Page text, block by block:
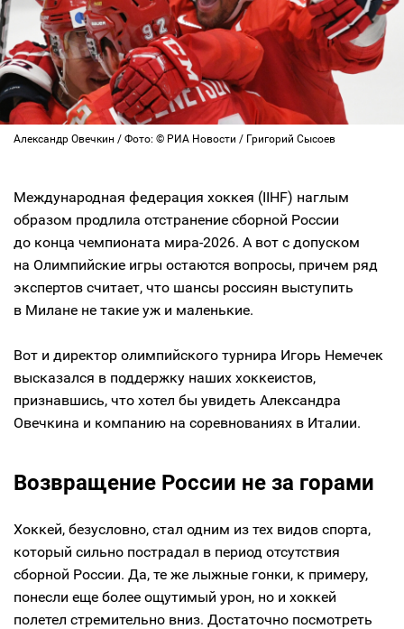
Александр Овечкин / Фото: © РИА Новости / Григорий Сысоев
Международная федерация хоккея (IIHF) наглым
образом продлила отстранение сборной России
до конца чемпионата мира-2026. А вот с допуском
на Олимпийские игры остаются вопросы, причем ряд
экспертов считает, что шансы россиян выступить
в Милане не такие уж и маленькие.
Вот и директор олимпийского турнира Игорь Немечек
высказался в поддержку наших хоккеистов,
признавшись, что хотел бы увидеть Александра
Овечкина и компанию на соревнованиях в Италии.
Возвращение России не за горами
Хоккей, безусловно, стал одним из тех видов спорта,
который сильно пострадал в период отсутствия
сборной России. Да, те же лыжные гонки, к примеру,
понесли еще более ощутимый урон, но и хоккей
полетел стремительно вниз. Достаточно посмотреть